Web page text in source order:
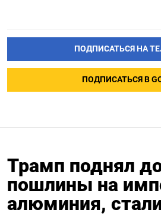
ПОДПИСАТЬСЯ НА
ПОДПИСАТЬСЯ В
Трамп поднял
пошлины на
алюминия,